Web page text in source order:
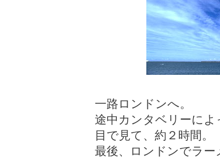
一路ロンドンへ。
途中カンタベリーに
目で見て、約２時間。
最後、ロンドンでラ